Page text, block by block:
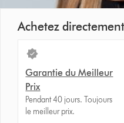
Achetez
Garantie du Meilleur
Prix
Pendant 40 jours. Toujours
le meilleur prix.